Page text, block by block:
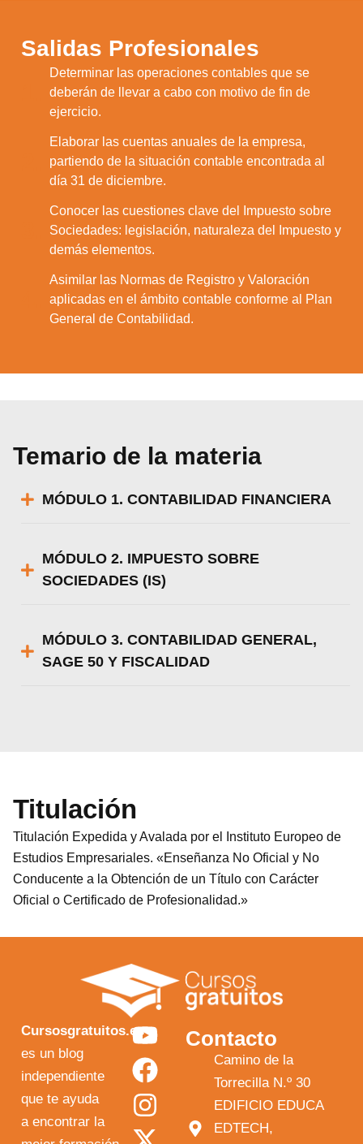
Salidas Profesionales
Determinar las operaciones contables que se
deberán de llevar a cabo con motivo de fin de
ejercicio.
Elaborar las cuentas anuales de la empresa,
partiendo de la situación contable encontrada al
día 31 de diciembre.
Conocer las cuestiones clave del Impuesto sobre
Sociedades: legislación, naturaleza del Impuesto y
demás elementos.
Asimilar las Normas de Registro y Valoración
aplicadas en el ámbito contable conforme al Plan
General de Contabilidad.
Temario de la materia
MÓDULO 1. CONTABILIDAD FINANCIERA
MÓDULO 2. IMPUESTO SOBRE
SOCIEDADES (IS)
MÓDULO 3. CONTABILIDAD GENERAL,
SAGE 50 Y FISCALIDAD
Titulación
Titulación Expedida y Avalada por el Instituto Europeo de
Estudios Empresariales. «Enseñanza No Oficial y No
Conducente a la Obtención de un Título con Carácter
Oficial o Certificado de Profesionalidad.»
Cursosgratuitos.es
es un blog
independiente
que te ayuda
a encontrar la
Y
o
u
t
u
F
a
c
e
b
I
n
s
t
a
X
-
t
w
i
Contacto
Camino de la
Torrecilla N.º 30
EDIFICIO EDUCA
EDTECH,